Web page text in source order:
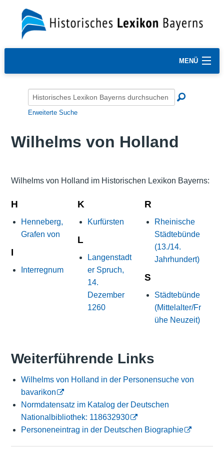
MENÜ
Erweiterte Suche
Wilhelms von Holland
Wilhelms von Holland im Historischen Lexikon Bayerns:
H
Henneberg,
Grafen von
I
Interregnum
K
Kurfürsten
L
Langenstadt
er Spruch,
14.
Dezember
1260
R
Rheinische
Städtebünde
(13./14.
Jahrhundert)
S
Städtebünde
(Mittelalter/Fr
ühe Neuzeit)
Weiterführende Links
Wilhelms von Holland in der Personensuche von
bavarikon
Normdatensatz im Katalog der Deutschen
Nationalbibliothek: 118632930
Personeneintrag in der Deutschen Biographie